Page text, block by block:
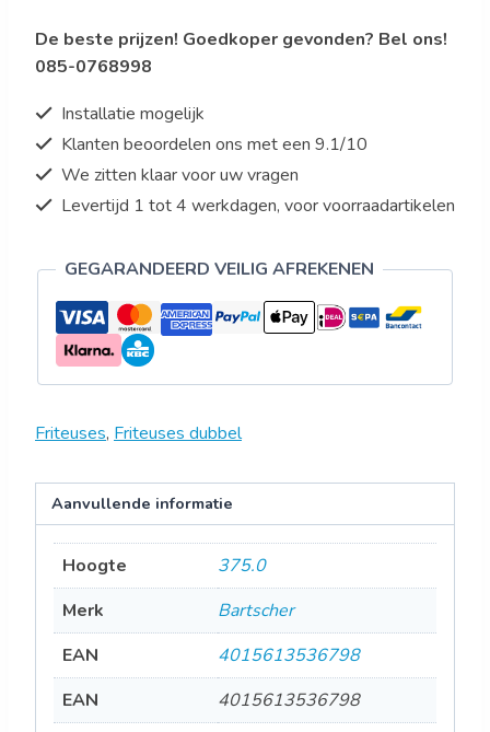
II"
aantal
De beste prijzen! Goedkoper gevonden? Bel ons!
085-0768998
Installatie mogelijk
Klanten beoordelen ons met een 9.1/10
We zitten klaar voor uw vragen
Levertijd 1 tot 4 werkdagen, voor voorraadartikelen
GEGARANDEERD VEILIG AFREKENEN
Friteuses, Friteuses dubbel
Aanvullende informatie
Hoogte
375.0
Merk
Bartscher
EAN
4015613536798
EAN
4015613536798